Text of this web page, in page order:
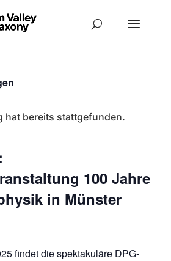
hat bereits stattgefunden.
100 Jahre
in Münster
findet die spektakuläre DPG-